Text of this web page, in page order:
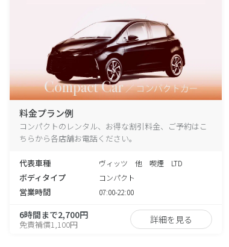
料金プラン例
コンパクトのレンタル、お得な割引料金、ご予約はこ
ちらから各店舗お電話ください。
代表車種 ヴィッツ 他 喫煙 LTD
ボディタイプ コンパクト
営業時間 07:00-22:00
6時間まで2,700円
免責補償1,100円 詳細を見る